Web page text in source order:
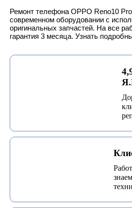
Ремонт телефона OPPO Reno10
современном оборудовании с
оригинальных запчастей. На все
гарантия 3 месяца. Узнать